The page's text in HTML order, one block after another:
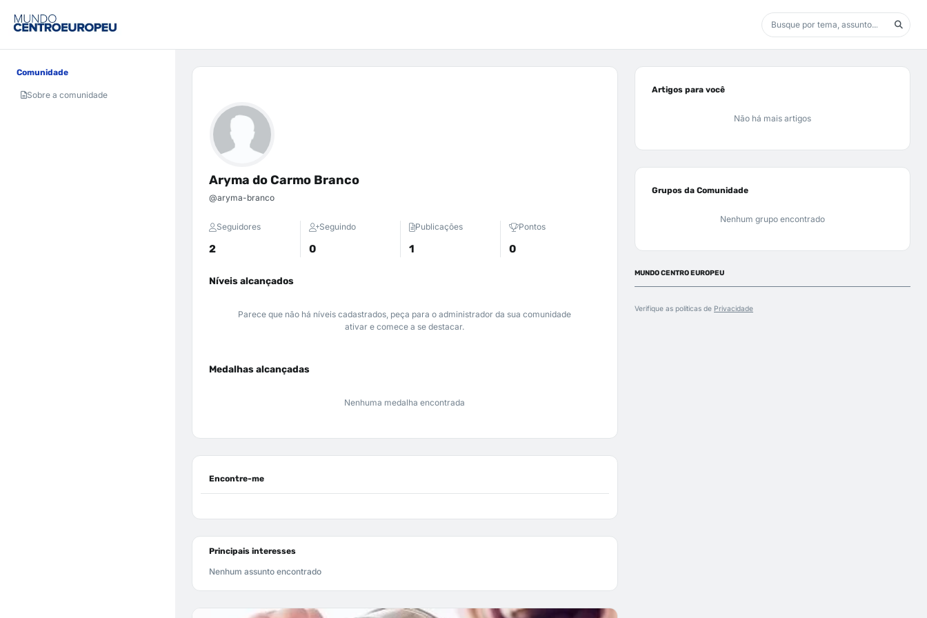
Comunidade
Sobre a comunidade
Aryma do Carmo Branco
@aryma-branco
Seguidores
2
Seguindo
0
Publicações
1
Pontos
0
Níveis alcançados
Parece que não há níveis cadastrados, peça para o administrador da sua comunidade
ativar e comece a se destacar.
Medalhas alcançadas
Nenhuma medalha encontrada
Encontre-me
Principais interesses
Nenhum assunto encontrado
Artigos para você
Não há mais artigos
Grupos da Comunidade
Nenhum grupo encontrado
MUNDO CENTRO EUROPEU
Verifique as políticas de Privacidade